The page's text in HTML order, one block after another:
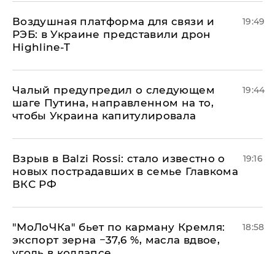
Воздушная платформа для связи и
РЭБ: в Украине представили дрон
Highline-T
19:49
Чалый предупредил о следующем
шаге Путина, направленном на то,
чтобы Украина капитулировала
19:44
Взрыв в Balzi Rossi: стало известно о
новых пострадавших в семье Главкома
ВКС РФ
19:16
​"МоЛоЧКа" бьет по карману Кремля:
экспорт зерна −37,6 %, масла вдвое,
18:58